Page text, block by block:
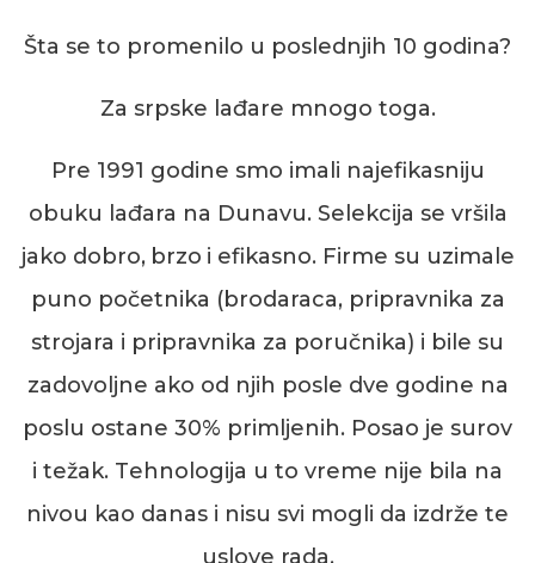
Šta se to promenilo u poslednjih 10 godina?
Za srpske lađare mnogo toga.
Pre 1991 godine smo imali najefikasniju
obuku lađara na Dunavu. Selekcija se vršila
jako dobro, brzo i efikasno. Firme su uzimale
puno početnika (brodaraca, pripravnika za
strojara i pripravnika za poručnika) i bile su
zadovoljne ako od njih posle dve godine na
poslu ostane 30% primljenih. Posao je surov
i težak. Tehnologija u to vreme nije bila na
nivou kao danas i nisu svi mogli da izdrže te
uslove rada.